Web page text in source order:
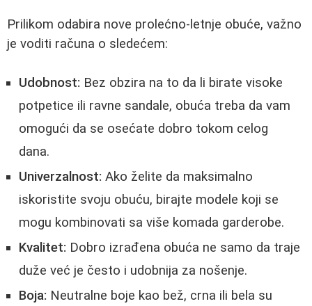
Prilikom odabira nove prolećno-letnje obuće, važno
je voditi računa o sledećem:
Udobnost: Bez obzira na to da li birate visoke
potpetice ili ravne sandale, obuća treba da vam
omogući da se osećate dobro tokom celog
dana.
Univerzalnost: Ako želite da maksimalno
iskoristite svoju obuću, birajte modele koji se
mogu kombinovati sa više komada garderobe.
Kvalitet: Dobro izrađena obuća ne samo da traje
duže već je često i udobnija za nošenje.
Boja: Neutralne boje kao bež, crna ili bela su